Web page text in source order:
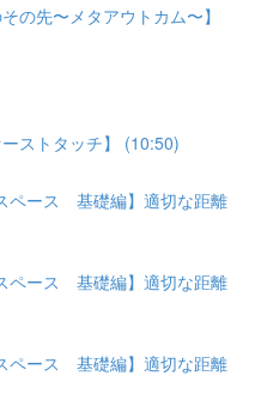
の先〜メタアウトカム〜】
ストタッチ】 (10:50)
ペース 基礎編】適切な距離
ペース 基礎編】適切な距離
ペース 基礎編】適切な距離